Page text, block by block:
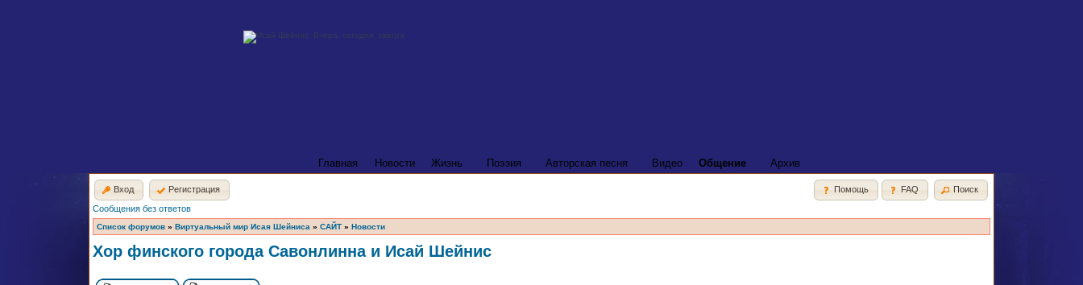
Главная Новости Жизнь Поэзия Авторская песня Видео Общение Архив
Вход Регистрация Помощь FAQ
Поиск
Сообщения без ответов
Список форумов » Виртуальный мир Исая Шейниса » САЙТ » Новости
Хор финского города Савонлинна и Исай Шейнис